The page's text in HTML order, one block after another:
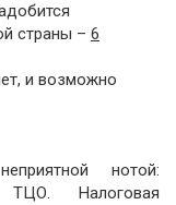
страны – 6
и возможно
нотой:
ТЦО. Налоговая